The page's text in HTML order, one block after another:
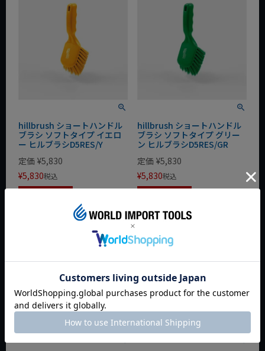
hillbrush ショートハンドル
ブラシ ソフトタイプ イエロ
ー ヒルブラシD5RES/Y
定価 ¥5,830
¥5,830税込
hillbrush ショートハンドル
ブラシ ソフトタイプ グリー
ン ヒルブラシD5RES/GR
定価 ¥5,830
¥5,830税込